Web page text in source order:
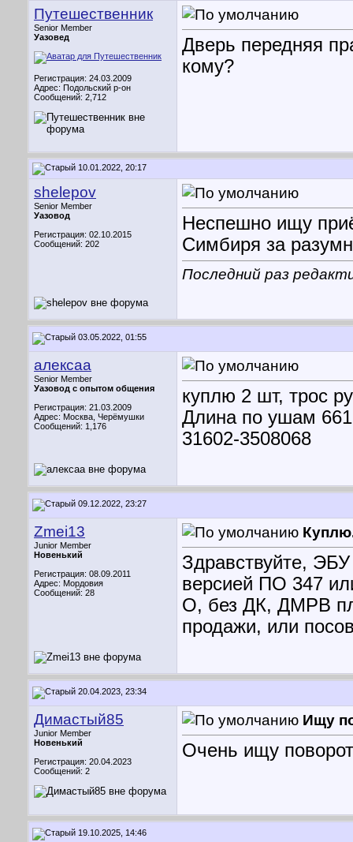
Путешественник
Senior Member
Уазовед
Регистрация: 24.03.2009
Адрес: Подольский р-он
Сообщений: 2,712
Дверь передняя
кому?
10.01.2022, 20:17
shelepov
Senior Member
Уазовод
Регистрация: 02.10.2015
Сообщений: 202
Неспешно ищу
Симбиря за
Последний раз
03.05.2022, 01:55
алексаа
Senior Member
Уазовод с опытом общения
Регистрация: 21.03.2009
Адрес: Москва, Черёмушки
Сообщений: 1,176
куплю 2 шт, трос
Длина по ушам
31602-3508068
09.12.2022, 23:27
Zmei13
Junior Member
Новенький
Регистрация: 08.09.2011
Адрес: Мордовия
Сообщений: 28
Здравствуйте,
версией ПО 347
О, без ДК, ДМРВ
продажи, или
20.04.2023, 23:34
Димастый85
Junior Member
Новенький
Регистрация: 20.04.2023
Сообщений: 2
Ищу
Очень ищу
19.10.2025, 14:46